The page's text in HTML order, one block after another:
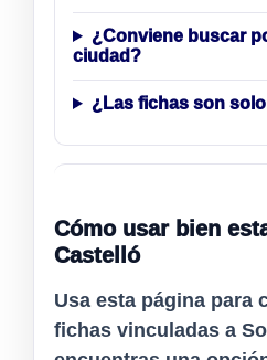
¿Conviene buscar
ciudad?
¿Las fichas son
Cómo usar bien
Castelló
Usa esta página para
fichas vinculadas a